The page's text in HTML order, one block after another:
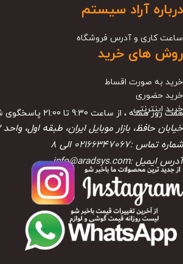
درباره آراد سیستم
ساعت کاری و آدرس فروشگاه
روش های خرید
خرید به صورت اقساط
خرید حضوری
خرید اینترنتی
هفت روز هفته ، از ساعت 9:30 تا 21:00 پاسخگوی شما هستیم
خیابان حافظ، بازار موبایل ایران، طبقه اول، واحد ۳۴۲
شماره تماس :02166347067 الی 8
آدرس ایمیل :info@aradsys.com